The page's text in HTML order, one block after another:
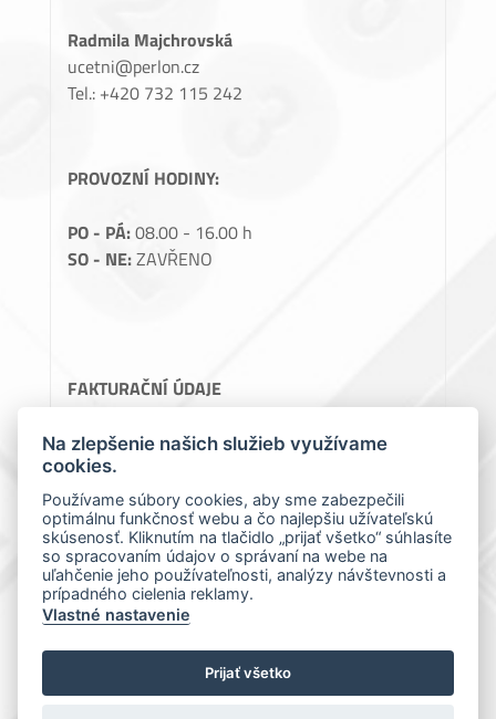
Radmila Majchrovská
ucetni@perlon.cz
Tel.: +420 732 115 242
PROVOZNÍ HODINY:
PO - PÁ:08.00 - 16.00 h
SO - NE:ZAVŘENO
FAKTURAČNÍ ÚDAJE
Perlon, spol. s.r.o.
Teslova 1129/2B, 70200 Ostrava
IČ: 64086119
DIČ: CZ64086119
Na zlepšenie našich služieb využívame
cookies.
Používame súbory cookies, aby sme zabezpečili
optimálnu funkčnosť webu a čo najlepšiu užívateľskú
skúsenosť. Kliknutím na tlačidlo „prijať všetko“ súhlasíte
so spracovaním údajov o správaní na webe na
uľahčenie jeho používateľnosti, analýzy návštevnosti a
prípadného cielenia reklamy.
Vlastné nastavenie
Prijať všetko